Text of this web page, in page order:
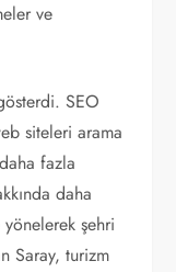
ve
SEO
siteleri arama
fazla
daha
şehri
Saray, turizm